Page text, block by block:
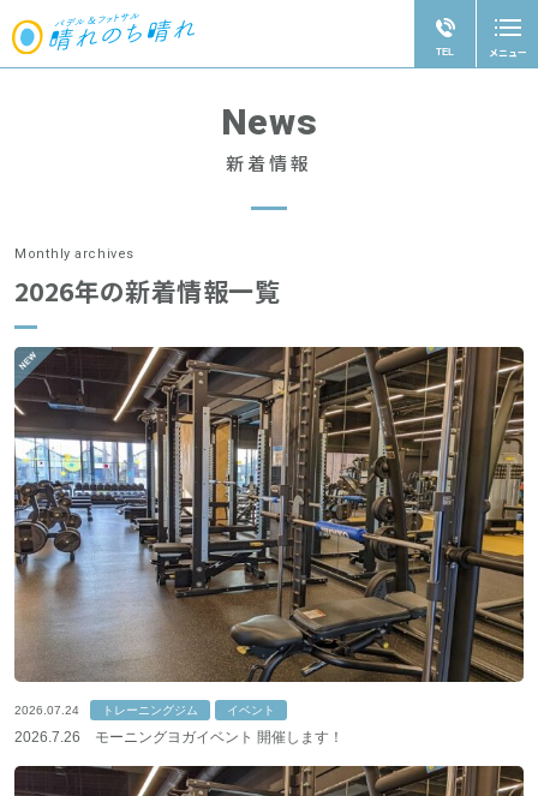
TEL メニュー
閉じる
トレーニングジム
スクール
レンタルコート・イベント
よくある質問
会社概要
免責･サイトポリシー
施設利用規則
特定商取引に基づく表記
お問い合わせ
新着情報
アクセス
News
新着情報
Monthly archives
2026年の新着情報一覧
2026.07.24 トレーニングジム イベント
2026.7.26 モーニングヨガイベント 開催します！